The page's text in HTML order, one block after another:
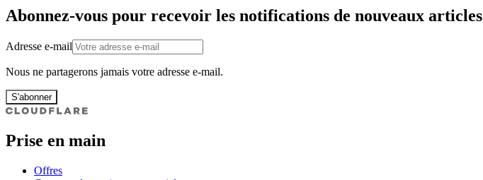
Abonnez-vous pour recevoir les notifications de nouveaux articles
Adresse e-mail
Nous ne partagerons jamais votre adresse e-mail.
S'abonner
Prise en main
Offres